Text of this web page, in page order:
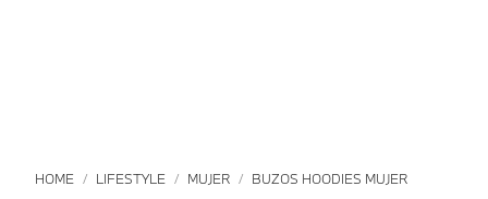
LIFESTYLE MUJER BUZOS HOODIES MUJER